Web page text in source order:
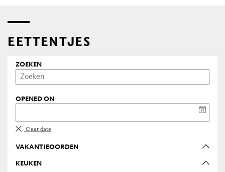
EETTENTJES
ZOEKEN
OPENED ON
Clear date
VAKANTIEOORDEN
KEUKEN